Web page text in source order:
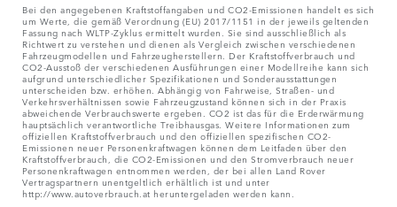
Bei den angegebenen Kraftstoffangaben und CO2-Emissionen handelt es sich
um Werte, die gemäß Verordnung (EU) 2017/1151 in der jeweils geltenden
Fassung nach WLTP-Zyklus ermittelt wurden. Sie sind ausschließlich als
Richtwert zu verstehen und dienen als Vergleich zwischen verschiedenen
Fahrzeugmodellen und Fahrzeugherstellern. Der Kraftstoffverbrauch und
CO2-Ausstoß der verschiedenen Ausführungen einer Modellreihe kann sich
aufgrund unterschiedlicher Spezifikationen und Sonderausstattungen
unterscheiden bzw. erhöhen. Abhängig von Fahrweise, Straßen- und
Verkehrsverhältnissen sowie Fahrzeugzustand können sich in der Praxis
abweichende Verbrauchswerte ergeben. CO2 ist das für die Erderwärmung
hauptsächlich verantwortliche Treibhausgas. Weitere Informationen zum
offiziellen Kraftstoffverbrauch und den offiziellen spezifischen CO2-
Emissionen neuer Personenkraftwagen können dem Leitfaden über den
Kraftstoffverbrauch, die CO2-Emissionen und den Stromverbrauch neuer
Personenkraftwagen entnommen werden, der bei allen Land Rover
Vertragspartnern unentgeltlich erhältlich ist und unter
http://www.autoverbrauch.at heruntergeladen werden kann.